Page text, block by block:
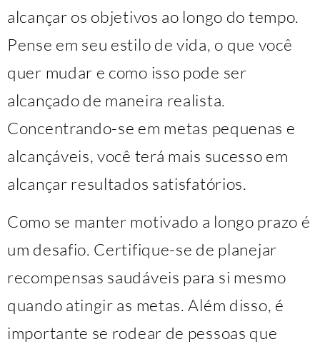
alcançar os objetivos ao longo do tempo.
Pense em seu estilo de vida, o que você
quer mudar e como isso pode ser
alcançado de maneira realista.
Concentrando-se em metas pequenas e
alcançáveis, você terá mais sucesso em
alcançar resultados satisfatórios.
Como se manter motivado a longo prazo é
um desafio. Certifique-se de planejar
recompensas saudáveis ​​para si mesmo
quando atingir as metas. Além disso, é
importante se rodear de pessoas que